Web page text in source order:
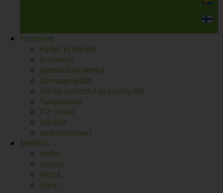
Tuotteet
Hyllyt ja kaapit
Komerot
Lipastot ja senkit
Sohvapöydät
Sängynpäädyt ja yöpöydät
Työpöydät
TV-tasot
Vitriinit
Lisävarusteet
Mallisto
Aalto
Anton
Black
Eazy